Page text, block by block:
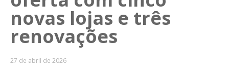
novas lojas e três
renovações
27 de abril de 2026